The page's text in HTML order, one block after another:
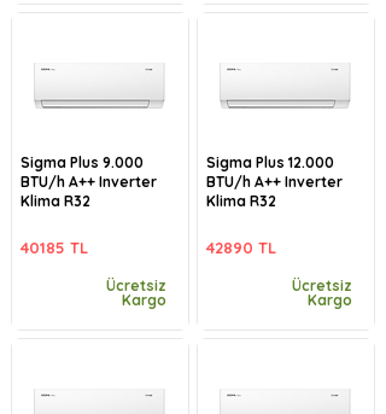
Sigma Plus 9.000
BTU/h A++ Inverter
Klima R32
40185 TL
Ücretsiz
Kargo
Sigma Plus 12.000
BTU/h A++ Inverter
Klima R32
42890 TL
Ücretsiz
Kargo